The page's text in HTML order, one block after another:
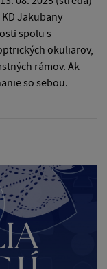
Jakubany
spolu s
okuliarov,
rámov. Ak
so sebou.